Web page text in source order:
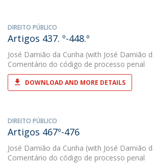
DIREITO PÚBLICO
Artigos 437. º-448.º
José Damião da Cunha (with José Damião
Comentário do código de processo penal
DOWNLOAD AND MORE DETAILS
DIREITO PÚBLICO
Artigos 467º-476
José Damião da Cunha (with José Damião
Comentário do código de processo penal